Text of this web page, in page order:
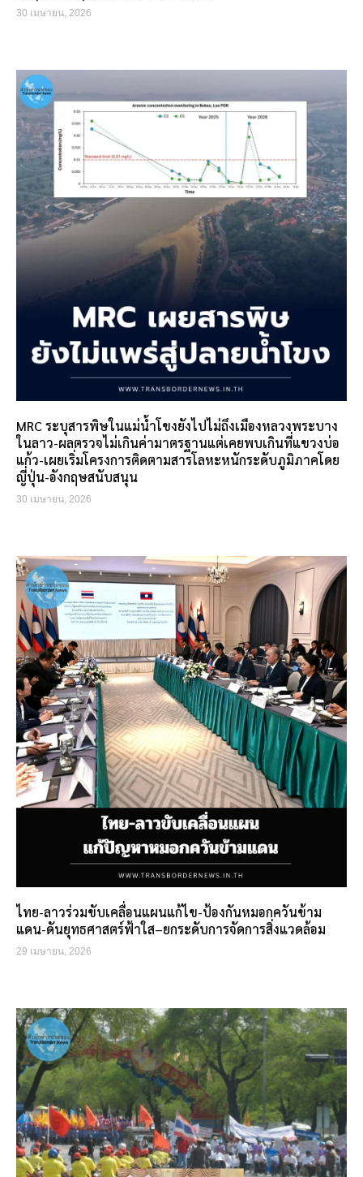
30 เมษายน, 2026
MRC ระบุสารพิษในแม่น้ำโขงยังไปไม่ถึงเมืองหลวงพระบาง
ในลาว-ผลตรวจไม่เกินค่ามาตรฐานแต่เคยพบเกินที่แขวงบ่อ
แก้ว-เผยเริ่มโครงการติดตามสารโลหะหนักระดับภูมิภาคโดย
ญี่ปุ่น-อังกฤษสนับสนุน
30 เมษายน, 2026
ไทย-ลาวร่วมขับเคลื่อนแผนแก้ไข-ป้องกันหมอกควันข้าม
แดน-ดันยุทธศาสตร์ฟ้าใส–ยกระดับการจัดการสิ่งแวดล้อม
29 เมษายน, 2026